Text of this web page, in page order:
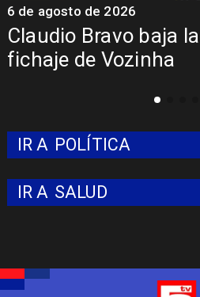
Claudio Bravo baja
fichaje de Vozinha
6 de agosto de 2026
IR A POLÍTICA
IR A SALUD